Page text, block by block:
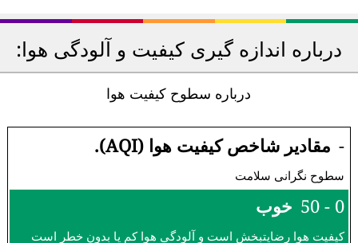
درباره اندازه گیری کیفیت و آلودگی هوا:
درباره سطوح کیفیت هوا
- مقادیر شاخص کیفیت هوا (AQI).
سطوح نگرانی سلامت
0 - 50 خوب
کیفیت هوا رضایتبخش است و آلودگی هوا کم یا بدون خطر است